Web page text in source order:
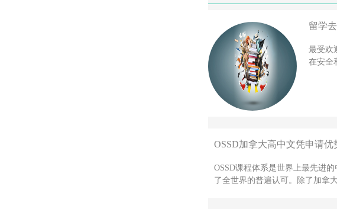
留学
最受欢
在安全
OSSD加拿大高中文凭申请优
OSSD课程体系是世界上最先进
了全世界的普遍认可。除了加拿